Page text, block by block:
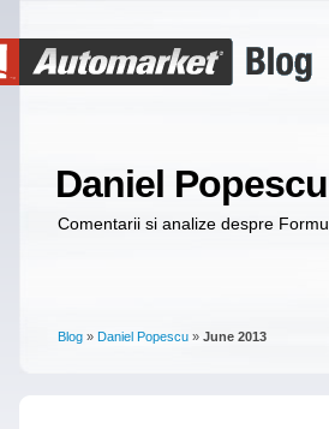
Daniel Popescu
Comentarii si analize despre
Blog » Daniel Popescu » June 2013